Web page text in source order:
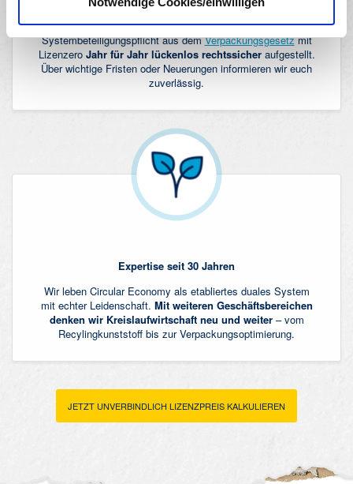
Solange ihr zufrieden mit uns seid, seid ihr hinsichtlich der
Systembeteiligungspflicht aus demVerpackungsgesetzmit
Lizenzero Jahr für Jahr lückenlos rechtssicheraufgestellt.
Über wichtige Fristen oder Neuerungen informieren wir euch
zuverlässig.
Expertise seit 30 Jahren
Wir leben Circular Economy als etabliertes duales System
mit echter Leidenschaft. Mit weiteren Geschäftsbereichen
denken wir Kreislaufwirtschaft neu und weiter– vom
Recylingkunststoff bis zur Verpackungsoptimierung.
JETZT UNVERBINDLICH LIZENZPREIS KALKULIEREN